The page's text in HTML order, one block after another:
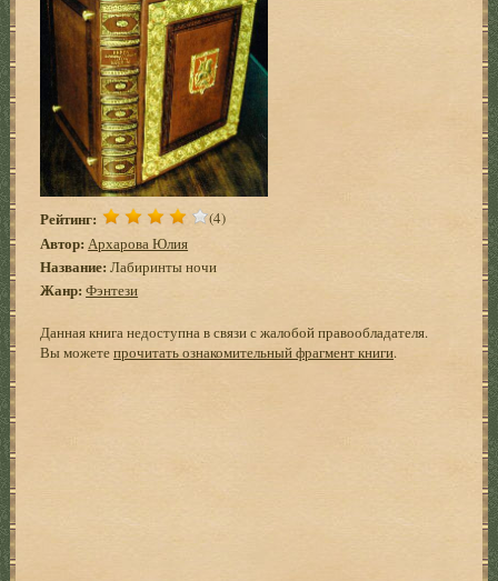
Рейтинг: (4)
Автор: Архарова Юлия
Название: Лабиринты ночи
Жанр: Фэнтези
Данная книга недоступна в связи с жалобой правообладателя.
Вы можетепрочитать ознакомительный фрагмент книги.